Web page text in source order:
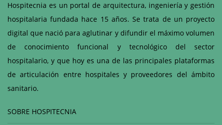
Hospitecnia es un portal de arquitectura, ingeniería y gestión
hospitalaria fundada hace 15 años. Se trata de un proyecto
digital que nació para aglutinar y difundir el máximo volumen
de conocimiento funcional y tecnológico del sector
hospitalario, y que hoy es una de las principales plataformas
de articulación entre hospitales y proveedores del ámbito
sanitario.
SOBRE HOSPITECNIA